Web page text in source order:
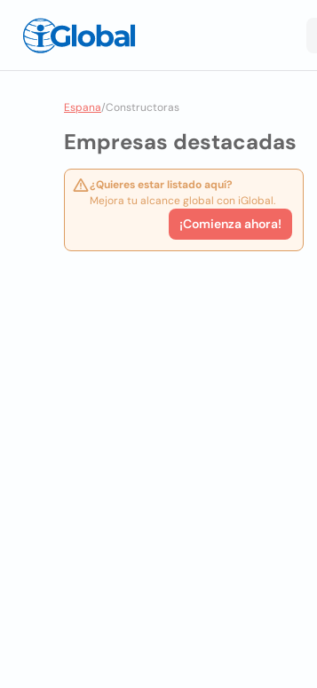
Espana/Constructoras
Empresas destacadas
¿Quieres estar listado aquí?
Mejora tu alcance global con iGlobal.
¡Comienza ahora!